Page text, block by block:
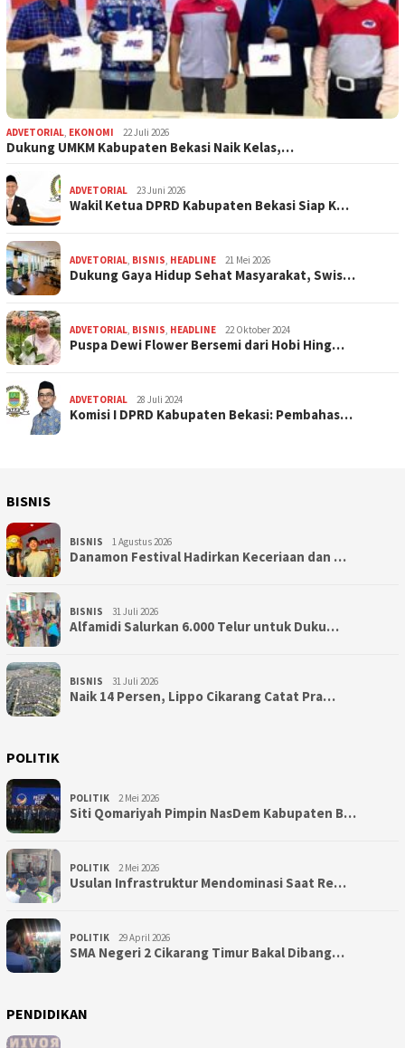
ADVETORIAL, EKONOMI 22 Juli 2026
Dukung UMKM Kabupaten Bekasi Naik Kelas,…
ADVETORIAL 23 Juni 2026
Wakil Ketua DPRD Kabupaten Bekasi Siap K…
ADVETORIAL, BISNIS, HEADLINE 21 Mei 2026
Dukung Gaya Hidup Sehat Masyarakat, Swis…
ADVETORIAL, BISNIS, HEADLINE 22 Oktober 2024
Puspa Dewi Flower Bersemi dari Hobi Hing…
ADVETORIAL 28 Juli 2024
Komisi I DPRD Kabupaten Bekasi: Pembahas…
BISNIS
BISNIS 1 Agustus 2026
Danamon Festival Hadirkan Keceriaan dan …
BISNIS 31 Juli 2026
Alfamidi Salurkan 6.000 Telur untuk Duku…
BISNIS 31 Juli 2026
Naik 14 Persen, Lippo Cikarang Catat Pra…
POLITIK
POLITIK 2 Mei 2026
Siti Qomariyah Pimpin NasDem Kabupaten B…
POLITIK 2 Mei 2026
Usulan Infrastruktur Mendominasi Saat Re…
POLITIK 29 April 2026
SMA Negeri 2 Cikarang Timur Bakal Dibang…
PENDIDIKAN